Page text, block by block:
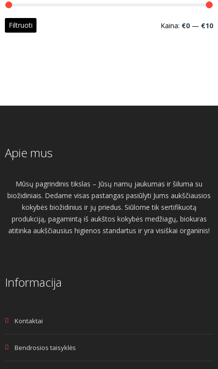
Filtruoti Kaina: €0 — €10
Apie mus
Mūsų pagrindinis tikslas – Jūsų namų jaukumas ir šiluma su
biožidiniais. Dedame visas pastangas pasiūlyti Jums aukščiausios
kokybės biožidinius ir jų priedus. Siūlome tik sertifikuotą
produkciją, pagamintą iš aukštos kokybės medžiagų, biokuras
atitinka aukščiausius higienos standartus ir yra visiškai organinis!
Informacija
Kontaktai
Bendrosios taisyklės